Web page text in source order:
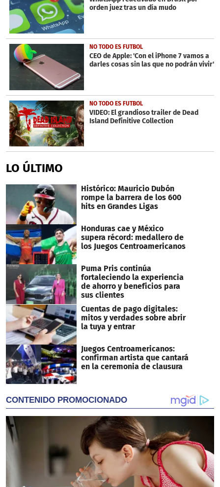
orden juez tras un día mudo
NO TODO ES FUTBOL
CEO de Apple: 'Con el iPhone 7 vamos a
darles cosas sin las que no podrán vivir'
NO TODO ES FUTBOL
VIDEO: El grandioso trailer de Dead
Island Definitive Collection
LO ÚLTIMO
Histórico: Mauricio Dubón
rompe la barrera de los 600
hits en Grandes Ligas
Honduras cae y México
supera récord: medallero de
los Juegos Centroamericanos
Puma Pris continúa
fortaleciendo la experiencia
de ahorro y beneficios para
sus clientes
Cuentas de pago digitales:
mitos y verdades sobre abrir
la tuya y entrar
Juegos Centroamericanos:
confirman artista que cantará
en la ceremonia de clausura